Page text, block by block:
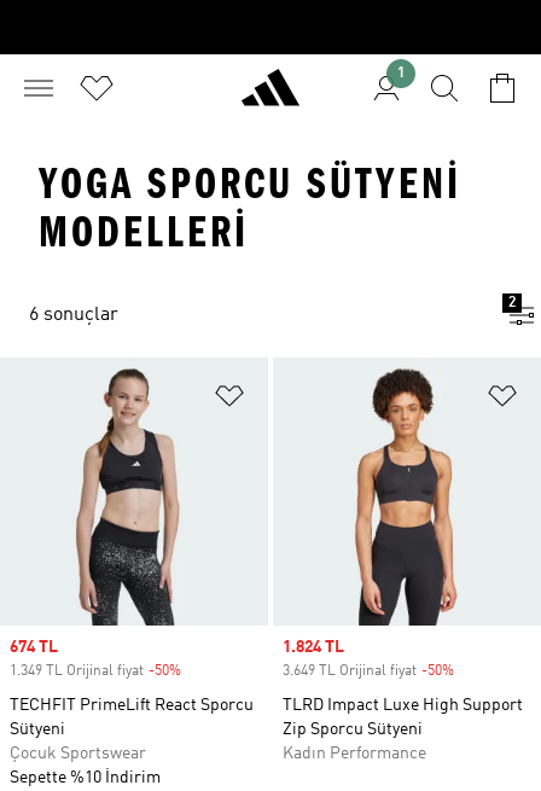
1
YOGA SPORCU SÜTYENI
MODELLERI
6 sonuçlar
2
Favori Listesine Ekle
Sale price
674 TL
1.349 TL Orijinal fiyat -50%
TECHFIT PrimeLift React Sporcu
Sütyeni
Çocuk Sportswear
Sepette %10 İndirim
Sale price
1.824 TL
3.649 TL Orijinal fiyat -50%
TLRD Impact Luxe High Support
Zip Sporcu Sütyeni
Kadın Performance